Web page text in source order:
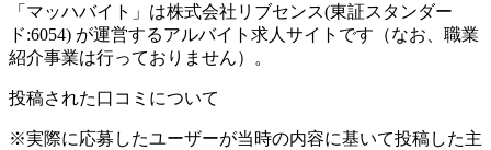
「マッハバイト」は株式会社リブセンス(東証スタンダー
ド:6054) が運営するアルバイト求人サイトです（なお、職業
紹介事業は行っておりません）。
投稿された口コミについて
※実際に応募したユーザーが当時の内容に基いて投稿した主